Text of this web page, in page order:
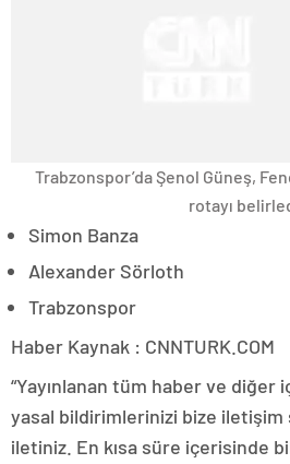
Trabzonspor’da Şenol Güneş,
rotayı
Simon Banza
Alexander Sörloth
Trabzonspor
Haber Kaynak : CNNTURK.COM
“Yayınlanan tüm haber ve diğer
yasal bildirimlerinizi bize iletişim
iletiniz. En kısa süre içerisinde